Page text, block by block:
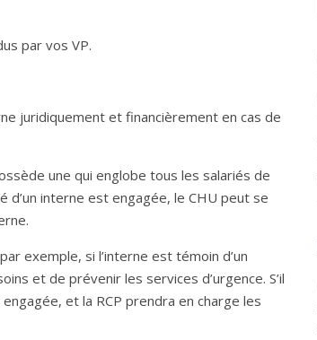
par vos VP.
juridiquement et financièrement en cas de
une qui englobe tous les salariés de
d’un interne est engagée, le CHU peut se
exemple, si l’interne est témoin d’un
et de prévenir les services d’urgence. S’il
et la RCP prendra en charge les